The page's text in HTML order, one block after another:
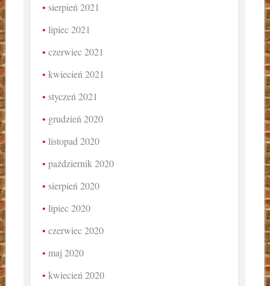
sierpień 2021
lipiec 2021
czerwiec 2021
kwiecień 2021
styczeń 2021
grudzień 2020
listopad 2020
październik 2020
sierpień 2020
lipiec 2020
czerwiec 2020
maj 2020
kwiecień 2020